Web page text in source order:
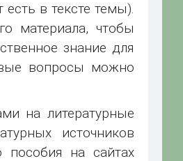
в тексте темы).
материала, чтобы
знание для
вопросы можно
на литературные
источников
на сайтах